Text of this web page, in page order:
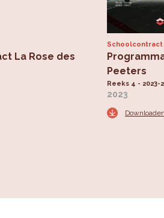
La Rose des
Schoolcontract
Peeters
Reeks 4 - 2023-
2023